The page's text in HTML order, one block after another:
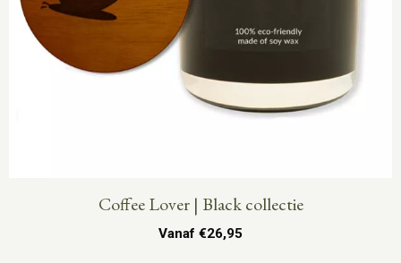
Coffee Lover | Black collectie
Vanaf €26,95